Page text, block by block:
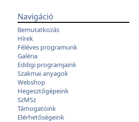
Navigáció
Bemutatkozás
Hírek
Féléves programunk
Galéria
Eddigi programjaink
Szakmai anyagok
Webshop
Hegesztőgépeink
SzMSz
Támogatóink
Elérhetőségeink